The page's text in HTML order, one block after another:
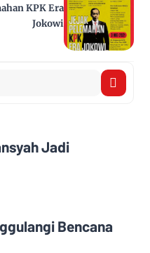
KPK Era
Jokowi
Jadi
Bencana